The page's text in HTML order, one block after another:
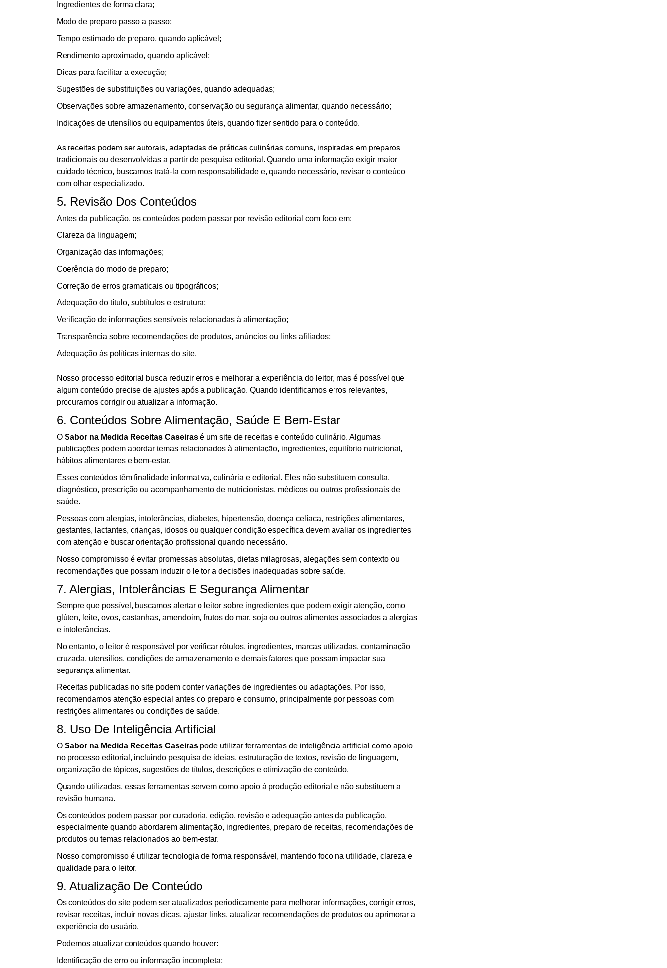
Ingredientes de forma clara;
Modo de preparo passo a passo;
Tempo estimado de preparo, quando aplicável;
Rendimento aproximado, quando aplicável;
Dicas para facilitar a execução;
Sugestões de substituições ou variações, quando adequadas;
Observações sobre armazenamento, conservação ou segurança alimentar, quando necessário;
Indicações de utensílios ou equipamentos úteis, quando fizer sentido para o conteúdo.
As receitas podem ser autorais, adaptadas de práticas culinárias comuns, inspiradas em preparos
tradicionais ou desenvolvidas a partir de pesquisa editorial. Quando uma informação exigir maior
cuidado técnico, buscamos tratá-la com responsabilidade e, quando necessário, revisar o conteúdo
com olhar especializado.
5. Revisão Dos Conteúdos
Antes da publicação, os conteúdos podem passar por revisão editorial com foco em:
Clareza da linguagem;
Organização das informações;
Coerência do modo de preparo;
Correção de erros gramaticais ou tipográficos;
Adequação do título, subtítulos e estrutura;
Verificação de informações sensíveis relacionadas à alimentação;
Transparência sobre recomendações de produtos, anúncios ou links afiliados;
Adequação às políticas internas do site.
Nosso processo editorial busca reduzir erros e melhorar a experiência do leitor, mas é possível que
algum conteúdo precise de ajustes após a publicação. Quando identificamos erros relevantes,
procuramos corrigir ou atualizar a informação.
6. Conteúdos Sobre Alimentação, Saúde E Bem-Estar
O Sabor na Medida Receitas Caseiras é um site de receitas e conteúdo culinário. Algumas
publicações podem abordar temas relacionados à alimentação, ingredientes, equilíbrio nutricional,
hábitos alimentares e bem-estar.
Esses conteúdos têm finalidade informativa, culinária e editorial. Eles não substituem consulta,
diagnóstico, prescrição ou acompanhamento de nutricionistas, médicos ou outros profissionais de
saúde.
Pessoas com alergias, intolerâncias, diabetes, hipertensão, doença celíaca, restrições alimentares,
gestantes, lactantes, crianças, idosos ou qualquer condição específica devem avaliar os ingredientes
com atenção e buscar orientação profissional quando necessário.
Nosso compromisso é evitar promessas absolutas, dietas milagrosas, alegações sem contexto ou
recomendações que possam induzir o leitor a decisões inadequadas sobre saúde.
7. Alergias, Intolerâncias E Segurança Alimentar
Sempre que possível, buscamos alertar o leitor sobre ingredientes que podem exigir atenção, como
glúten, leite, ovos, castanhas, amendoim, frutos do mar, soja ou outros alimentos associados a alergias
e intolerâncias.
No entanto, o leitor é responsável por verificar rótulos, ingredientes, marcas utilizadas, contaminação
cruzada, utensílios, condições de armazenamento e demais fatores que possam impactar sua
segurança alimentar.
Receitas publicadas no site podem conter variações de ingredientes ou adaptações. Por isso,
recomendamos atenção especial antes do preparo e consumo, principalmente por pessoas com
restrições alimentares ou condições de saúde.
8. Uso De Inteligência Artificial
O Sabor na Medida Receitas Caseiras pode utilizar ferramentas de inteligência artificial como apoio
no processo editorial, incluindo pesquisa de ideias, estruturação de textos, revisão de linguagem,
organização de tópicos, sugestões de títulos, descrições e otimização de conteúdo.
Quando utilizadas, essas ferramentas servem como apoio à produção editorial e não substituem a
revisão humana.
Os conteúdos podem passar por curadoria, edição, revisão e adequação antes da publicação,
especialmente quando abordarem alimentação, ingredientes, preparo de receitas, recomendações de
produtos ou temas relacionados ao bem-estar.
Nosso compromisso é utilizar tecnologia de forma responsável, mantendo foco na utilidade, clareza e
qualidade para o leitor.
9. Atualização De Conteúdo
Os conteúdos do site podem ser atualizados periodicamente para melhorar informações, corrigir erros,
revisar receitas, incluir novas dicas, ajustar links, atualizar recomendações de produtos ou aprimorar a
experiência do usuário.
Podemos atualizar conteúdos quando houver:
Identificação de erro ou informação incompleta;